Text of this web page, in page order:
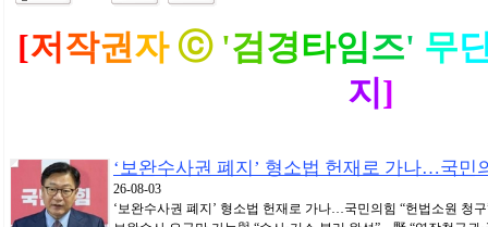
[저 작권자 ⓒ '검경타임즈' 무
지 ]
‘보완수사권 폐지’ 형소법 헌재로 가나…국민
26-08-03
‘보완수사권 폐지’ 형소법 헌재로 가나…국민의힘 “헌법소원 청